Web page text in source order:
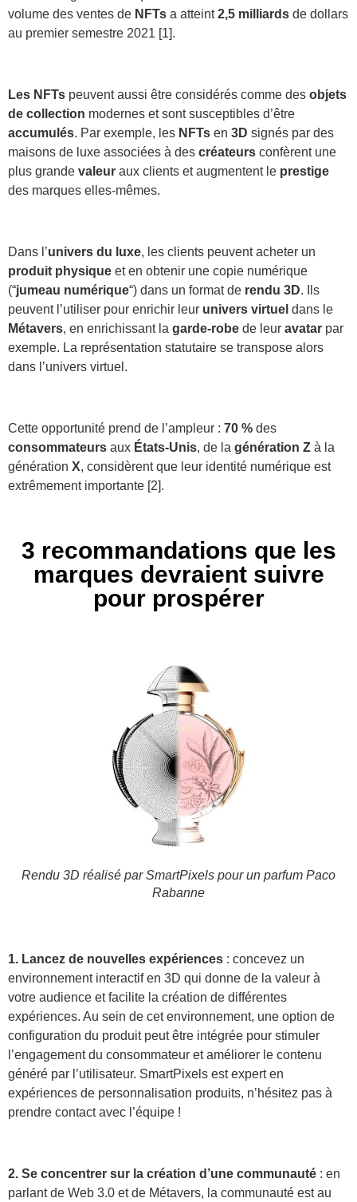
volume des ventes de NFTs a atteint2,5 milliards de dollars
au premier semestre 2021 [1].
Les NFTs peuvent aussi être considérés comme des objets
de collection modernes et sont susceptibles d’être
accumulés. Par exemple, les NFTs en 3D signés par des
maisons de luxe associées à des créateurs confèrent une
plus grande valeur aux clients et augmentent le prestige
des marques elles-mêmes.
Dans l’univers du luxe, les clients peuvent acheter un
produit physique et en obtenir une copie numérique
(“jumeau numérique“) dans un format de rendu 3D. Ils
peuvent l’utiliser pour enrichir leur univers virtuel dans le
Métavers, en enrichissant la garde-robe de leur avatar par
exemple. La représentation statutaire se transpose alors
dans l’univers virtuel.
Cette opportunité prend de l’ampleur : 70 % des
consommateurs aux États-Unis, de la génération Z à la
génération X, considèrent que leur identité numérique est
extrêmement importante [2].
3 recommandations que les
marques devraient suivre
pour prospérer
Rendu 3D réalisé par SmartPixels pour un parfum Paco
Rabanne
1. Lancez de nouvelles expériences : concevez un
environnement interactif en 3D qui donne de la valeur à
votre audience et facilite la création de différentes
expériences. Au sein de cet environnement, une option de
configuration du produit peut être intégrée pour stimuler
l’engagement du consommateur et améliorer le contenu
généré par l’utilisateur. SmartPixels est expert en
expériences de personnalisation produits, n’hésitez pas à
prendre contact avec l’équipe !
2. Se concentrer sur la création d’une communauté : en
parlant de Web 3.0 et de Métavers, la communauté est au